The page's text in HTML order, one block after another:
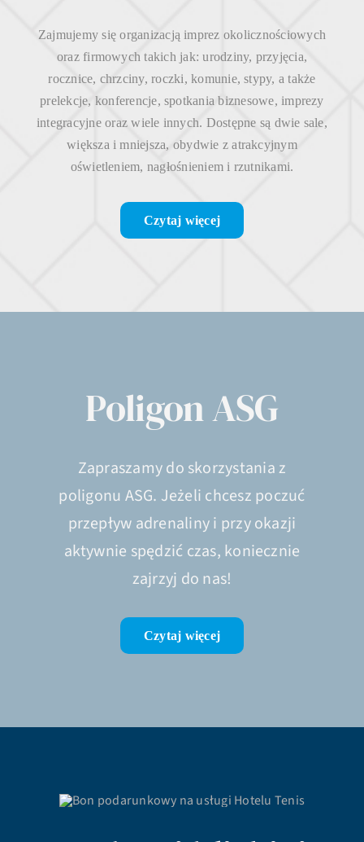
Zajmujemy się organizacją imprez okolicznościowych
oraz firmowych takich jak: urodziny, przyjęcia,
rocznice, chrzciny, roczki, komunie, stypy, a także
prelekcje, konferencje, spotkania biznesowe, imprezy
integracyjne oraz wiele innych. Dostępne są dwie sale,
większa i mniejsza, obydwie z atrakcyjnym
oświetleniem, nagłośnieniem i rzutnikami.
Czytaj więcej
Poligon ASG
Zapraszamy do skorzystania z
poligonu ASG. Jeżeli chcesz poczuć
przepływ adrenaliny i przy okazji
aktywnie spędzić czas, koniecznie
zajrzyj do nas!
Czytaj więcej